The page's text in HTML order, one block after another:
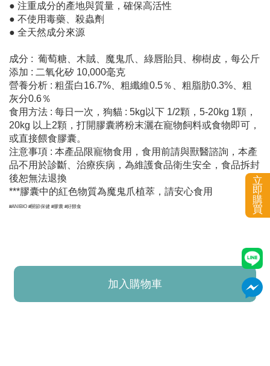
立
即
購
買
● 注重成分的產地與質量，確保高活性
● 不使用毒藥、殺蟲劑
● 全天然成分來源
成分 : 葡萄糖、木賊、魔鬼爪、綠唇貽貝、柳樹皮，每公斤
添加 : 二氧化矽 10,000毫克
營養分析 : 粗蛋白16.7%、粗纖維0.5％、粗脂肪0.3%、粗
灰分0.6％
食用方法 : 每日一次，狗貓 : 5kg以下 1/2顆，5-20kg 1顆，
20kg 以上2顆，打開膠囊將粉末灑在寵物飼料或食物即可，
或直接餵食膠囊。
注意事項 : 本產品限寵物食用，食用前請與獸醫諮詢，本產
品不用於診斷、治療疾病，為維護食品衛生安全，食品拆封
後恕無法退換
***膠囊中的紅色物質為魔鬼爪植萃，請安心食用
#ANIBIO #關節保健 #膠囊 #好餵食
加入購物車